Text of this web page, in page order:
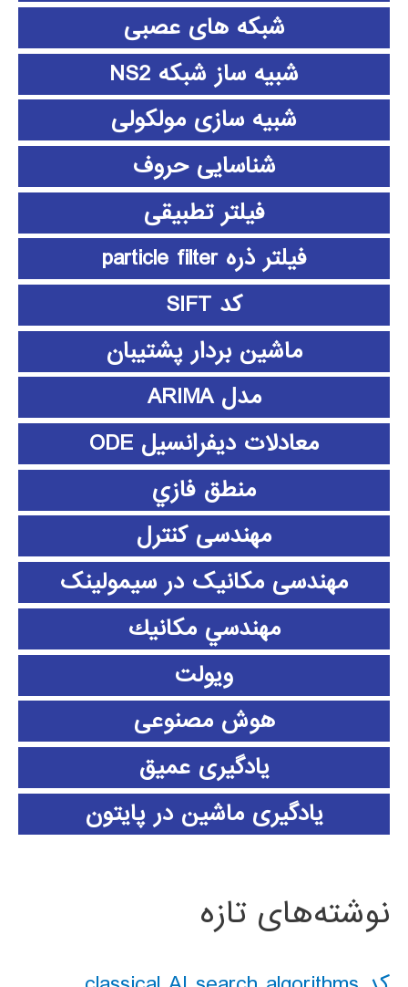
شبکه های عصبی
شبیه ساز شبکه NS2
شبیه سازی مولکولی
شناسایی حروف
فیلتر تطبیقی
فیلتر ذره particle filter
کد SIFT
ماشین بردار پشتیبان
مدل ARIMA
معادلات دیفرانسیل ODE
منطق فازي
مهندسی کنترل
مهندسی مکانیک در سیمولینک
مهندسي مكانيك
ویولت
هوش مصنوعی
یادگیری عمیق
یادگیری ماشین در پایتون
نوشته‌های تازه